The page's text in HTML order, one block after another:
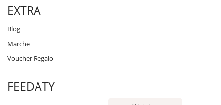
EXTRA
Blog
Marche
Voucher Regalo
FEEDATY